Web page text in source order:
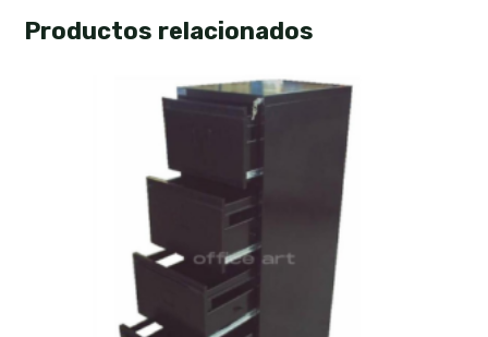
Productos relacionados